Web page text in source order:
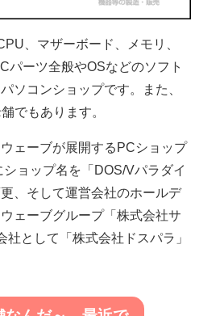
、マザーボード、メモリ、
パーツ全般やOSなどのソフト
ソコンショップです。また、
でもあります。
ェーブが展開するPCショップ
ョップ名を「DOS/Vパラダイ
、そして運営会社のホールデ
ェーブグループ「株式会社サ
として「株式会社ドスパラ」